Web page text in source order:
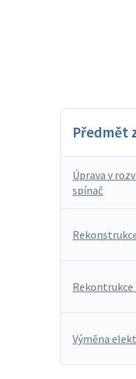
Předmět
Úprava v
spínač
Rekontrukce
Výměna